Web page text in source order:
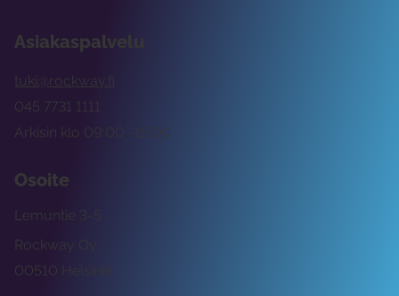
Asiakaspalvelu
tuki@rockway.fi
Arkisin klo 09:00 -15:00
045 7731 1111
Osoite
Rockway Oy
Lemuntie 3-5
00510 Helsinki